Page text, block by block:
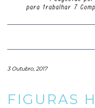
3 Outubro, 2017
FIGURAS